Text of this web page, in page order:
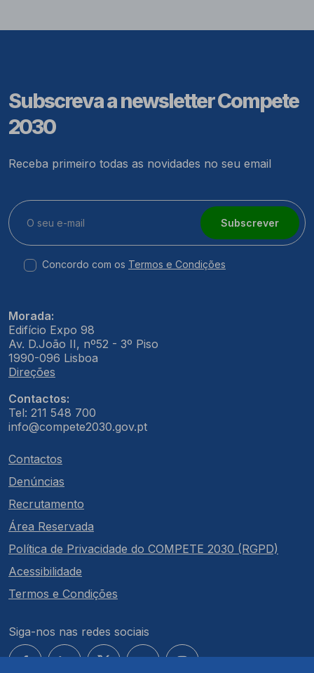
Subscreva a newsletter Compete
2030
Receba primeiro todas as novidades no seu email
Subscrever
Concordo com os Termos e Condições
Morada:
Edifício Expo 98
Av. D.João II, nº52 - 3º Piso
1990-096 Lisboa
Direções
Contactos:
Tel: 211 548 700
info@compete2030.gov.pt
Contactos
Denúncias
Recrutamento
Área Reservada
Política de Privacidade do COMPETE 2030 (RGPD)
Acessibilidade
Termos e Condições
Siga-nos nas redes sociais